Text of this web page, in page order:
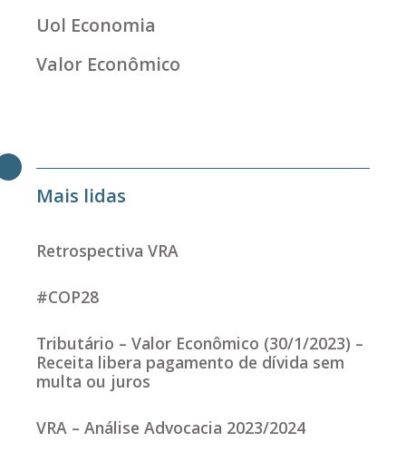
Uol Economia
Valor Econômico
Mais lidas
Retrospectiva VRA
#COP28
Tributário – Valor Econômico (30/1/2023) –
Receita libera pagamento de dívida sem
multa ou juros
VRA – Análise Advocacia 2023/2024